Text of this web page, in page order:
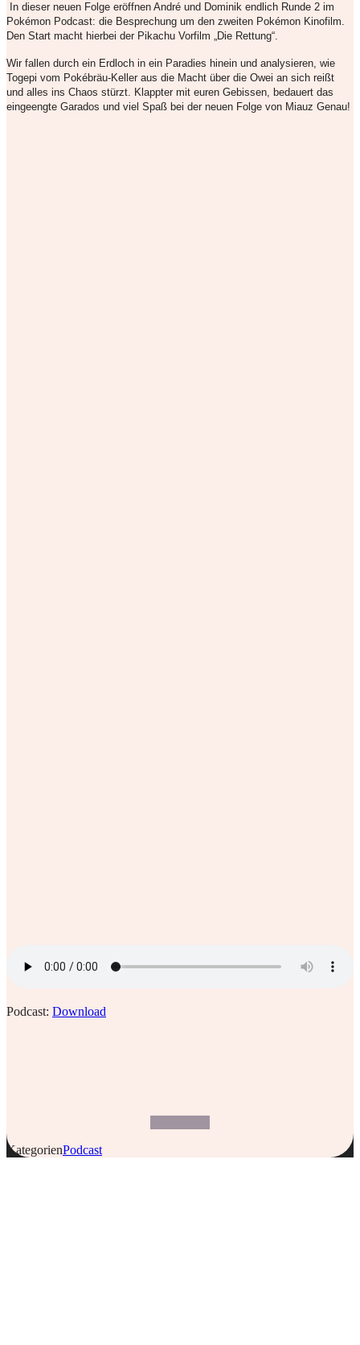
In dieser neuen Folge eröffnen André und Dominik endlich Runde 2 im
Pokémon Podcast: die Besprechung um den zweiten Pokémon Kinofilm.
Den Start macht hierbei der Pikachu Vorfilm „Die Rettung“.
Wir fallen durch ein Erdloch in ein Paradies hinein und analysieren, wie
Togepi vom Pokébräu-Keller aus die Macht über die Owei an sich reißt
und alles ins Chaos stürzt. Klappter mit euren Gebissen, bedauert das
eingeengte Garados und viel Spaß bei der neuen Folge von Miauz Genau!
Podcast: Download
KategorienPodcast